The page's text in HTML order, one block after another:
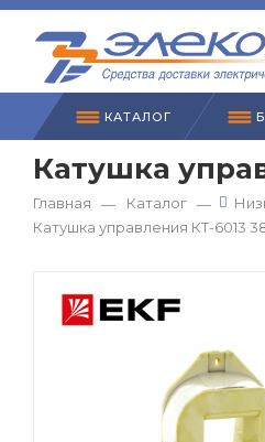
КАТАЛОГ
Катушка
Главная — Каталог —
Катушка управления КТ-6013